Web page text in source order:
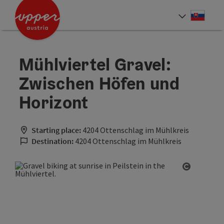
Accesskey
Accesskey
Mühlviertel Gravel:
Zwischen Höfen und
Horizont
Starting place: 4204 Ottenschlag im Mühlkreis
Destination: 4204 Ottenschlag im Mühlkreis